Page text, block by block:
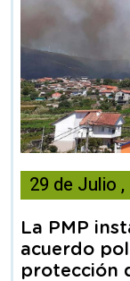
29 de Julio ,
La PMP
acuerdo
protección